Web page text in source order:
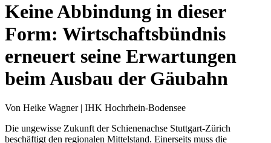
Keine Abbindung in dieser
Form: Wirtschaftsbündnis
erneuert seine Erwartungen
beim Ausbau der Gäubahn
Von Heike Wagner | IHK Hochrhein-Bodensee
Die ungewisse Zukunft der Schienenachse Stuttgart-Zürich
beschäftigt den regionalen Mittelstand. Einerseits muss die